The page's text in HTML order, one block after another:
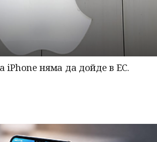
iPhone няма да дойде в ЕС.